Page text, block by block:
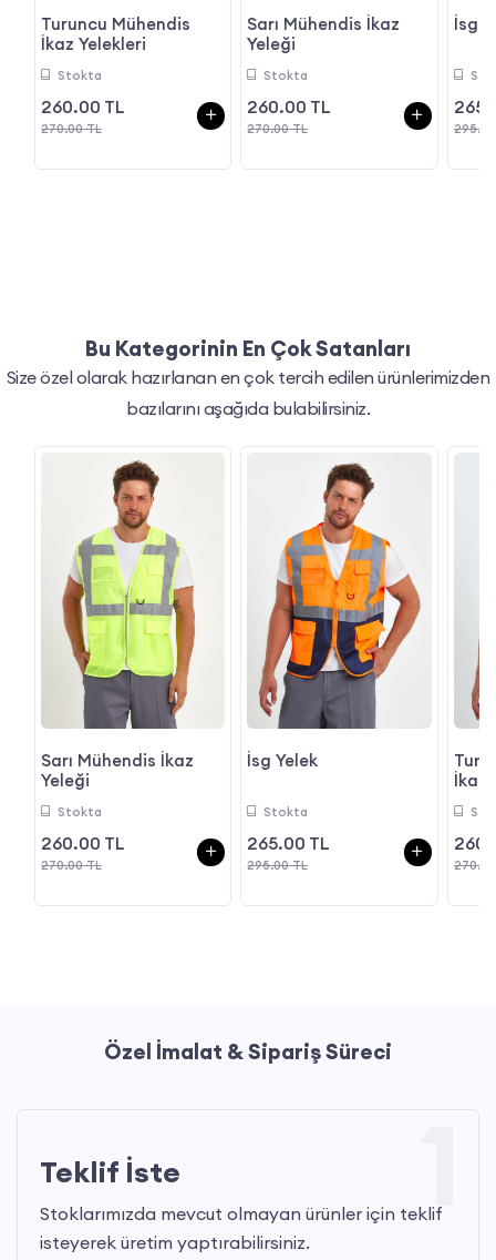
Turuncu Mühendis
İkaz Yelekleri
Stokta
260.00 TL
270.00 TL
Sarı Mühendis İkaz
Yeleği
Stokta
260.00 TL
270.00 TL
İsg
Bu Kategorinin En Çok Satanları
Size özel olarak hazırlanan en çok tercih edilen ürünlerimizden
bazılarını aşağıda bulabilirsiniz.
Sarı Mühendis İkaz
Yeleği
Stokta
260.00 TL
270.00 TL
İsg Yelek
Stokta
265.00 TL
295.00 TL
İkaz
Özel İmalat & Sipariş Süreci
Teklif İste
Stoklarımızda mevcut olmayan ürünler için teklif
isteyerek üretim yaptırabilirsiniz.